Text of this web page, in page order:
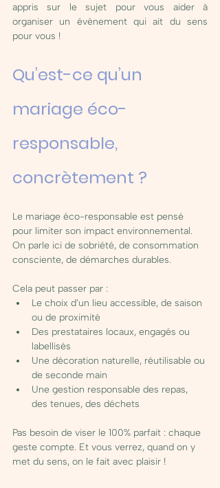
appris sur le sujet pour vous aider à
organiser un évènement qui ait du sens
pour vous !
Qu’est-ce qu’un
mariage éco-
responsable,
concrètement ?
Le mariage éco-responsable est pensé
pour limiter son impact environnemental.
On parle ici de sobriété, de consommation
consciente, de démarches durables.
Cela peut passer par :
Le choix d’un lieu accessible, de saison
ou de proximité
Des prestataires locaux, engagés ou
labellisés
Une décoration naturelle, réutilisable ou
de seconde main
Une gestion responsable des repas,
des tenues, des déchets
Pas besoin de viser le 100% parfait : chaque
geste compte. Et vous verrez, quand on y
met du sens, on le fait avec plaisir !